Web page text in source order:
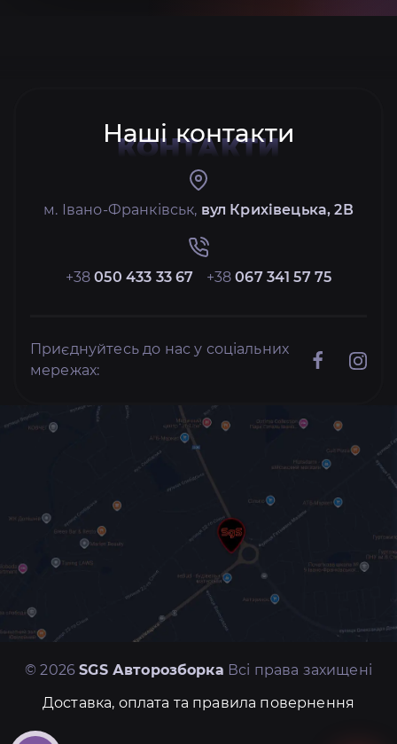
Наші контакти
КОНТАКТИ
м. Івано-Франківськ, вул Крихівецька, 2В
+38050 433 33 67 +38067 341 57 75
Приєднуйтесь до нас у соціальних
мережах:
© 2026SGS Авторозборка Всі права захищені
Доставка, оплата та правила повернення